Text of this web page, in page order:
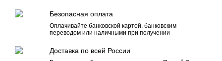
Безопасная оплата
Оплачивайте банковской картой, банковским
переводом или наличными при получении
Доставка по всей России